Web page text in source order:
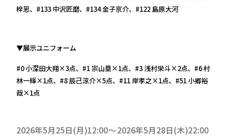
梓恩、#133 中沢匠磨、#134 金子京介、#122 島原大河
▼展示ユニフォーム
#0 小深田大翔×3点、#1 宗山塁×1点、#3 浅村栄斗×2点、#6 村
林一輝×1点、#8 辰己涼介×5点、#11 岸孝之×1点、#51 小郷裕
哉×1点
2026年5月25日(月)12:00 2026年5月28日(木)22:00